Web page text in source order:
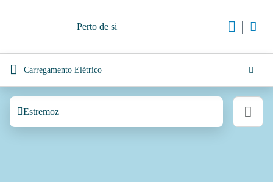
Perto de si
Carregamento Elétrico
Estremoz